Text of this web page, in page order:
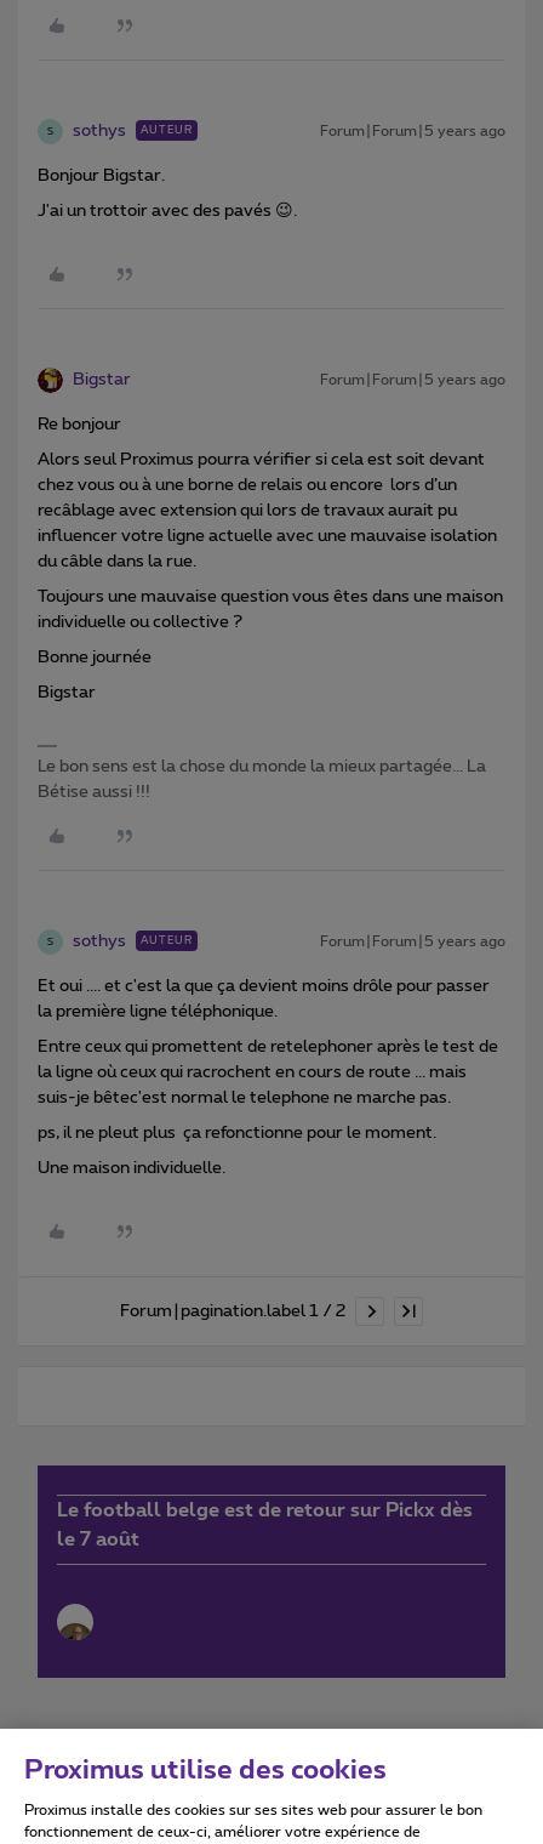
S sothys AUTEUR Forum|Forum|5 years ago
Bonjour Bigstar.
J'ai un trottoir avec des pavés 😉.
Bigstar Forum|Forum|5 years ago
Re bonjour
Alors seul Proximus pourra vérifier si cela est soit devant
chez vous ou à une borne de relais ou encore lors d’un
recâblage avec extension qui lors de travaux aurait pu
influencer votre ligne actuelle avec une mauvaise isolation
du câble dans la rue.
Toujours une mauvaise question vous êtes dans une maison
individuelle ou collective ?
Bonne journée
Bigstar
Le bon sens est la chose du monde la mieux partagée... La
Bétise aussi !!!
S sothys AUTEUR Forum|Forum|5 years ago
Et oui .... et c'est la que ça devient moins drôle pour passer
la première ligne téléphonique.
Entre ceux qui promettent de retelephoner après le test de
la ligne où ceux qui racrochent en cours de route ... mais
suis-je bêtec'est normal le telephone ne marche pas.
ps, il ne pleut plus ça refonctionne pour le moment.
Une maison individuelle.
Forum|pagination.label 1 / 2
Le football belge est de retour sur Pickx dès
le 7 août
Conditions d'utilisation Accessibility statement
Proximus utilise des cookies
Proximus installe des cookies sur ses sites web pour assurer le bon
fonctionnement de ceux-ci, améliorer votre expérience de